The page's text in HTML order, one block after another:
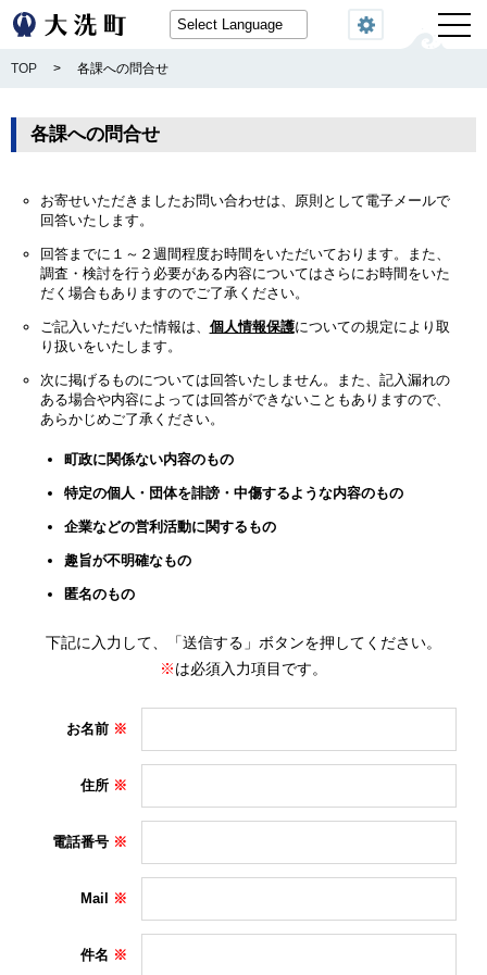
閲覧機能
TOP > 各課への問合せ
各課への問合せ
お寄せいただきましたお問い合わせは、原則として電子メールで
回答いたします。
回答までに１～２週間程度お時間をいただいております。また、
調査・検討を行う必要がある内容についてはさらにお時間をいた
だく場合もありますのでご了承ください。
ご記入いただいた情報は、 個人情報保護についての規定により取
り扱いをいたします。
次に掲げるものについては回答いたしません。また、記入漏れの
ある場合や内容によっては回答ができないこともありますので、
あらかじめご了承ください。
町政に関係ない内容のもの
特定の個人・団体を誹謗・中傷するような内容のもの
企業などの営利活動に関するもの
趣旨が不明確なもの
匿名のもの
下記に入力して、「送信する」ボタンを押してください。
※は必須入力項目です。
お名前
住所
電話番号
Mail
件名